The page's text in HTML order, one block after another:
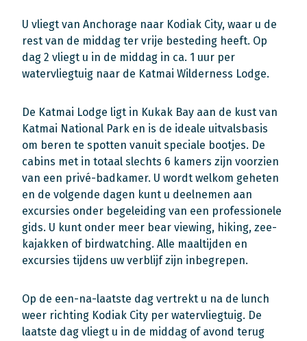
U vliegt van Anchorage naar Kodiak City, waar u de
rest van de middag ter vrije besteding heeft. Op
dag 2 vliegt u in de middag in ca. 1 uur per
watervliegtuig naar de Katmai Wilderness Lodge.
De Katmai Lodge ligt in Kukak Bay aan de kust van
Katmai National Park en is de ideale uitvalsbasis
om beren te spotten vanuit speciale bootjes. De
cabins met in totaal slechts 6 kamers zijn voorzien
van een privé-badkamer. U wordt welkom geheten
en de volgende dagen kunt u deelnemen aan
excursies onder begeleiding van een professionele
gids. U kunt onder meer bear viewing, hiking, zee-
kajakken of birdwatching. Alle maaltijden en
excursies tijdens uw verblijf zijn inbegrepen.
Op de een-na-laatste dag vertrekt u na de lunch
weer richting Kodiak City per watervliegtuig. De
laatste dag vliegt u in de middag of avond terug